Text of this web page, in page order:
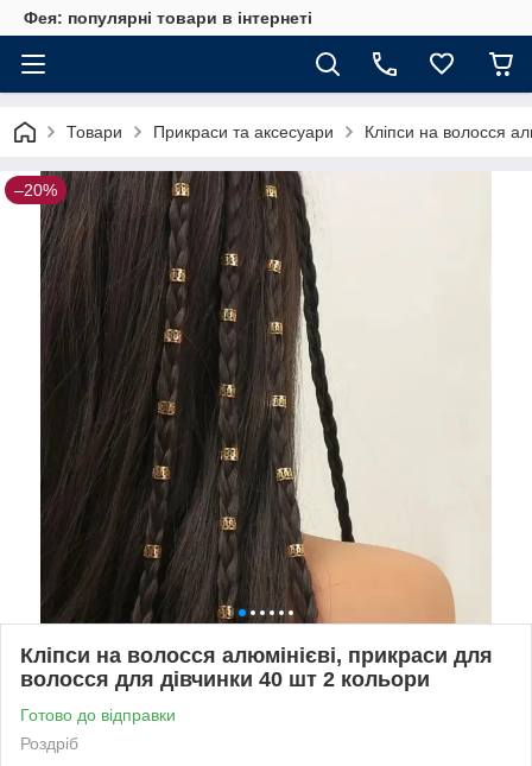
Фея: популярні товари в інтернеті
Товари Прикраси та аксесуари Кліпси на волосся
–20%
Кліпси на волосся алюмінієві, прикраси для
волосся для дівчинки 40 шт 2 кольори
Готово до відправки
Роздріб